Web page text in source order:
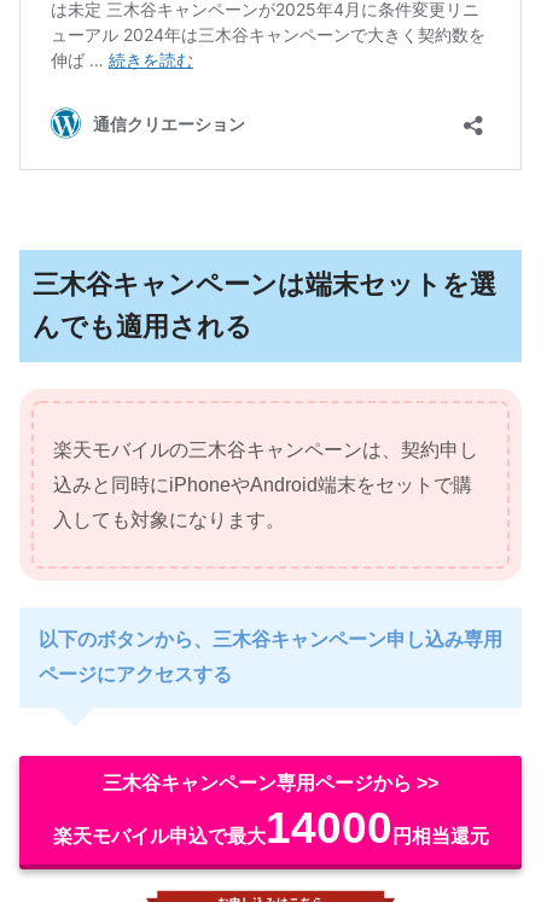
三木谷キャンペーンは端末セットを選
んでも適用される
楽天モバイルの三木谷キャンペーンは、契約申し
込みと同時にiPhoneやAndroid端末をセットで購
入しても対象になります。
以下のボタンから、三木谷キャンペーン申し込み専用
ページにアクセスする
三木谷キャンペーン専用ページから >>
楽天モバイル申込で最大14000 円相当還元